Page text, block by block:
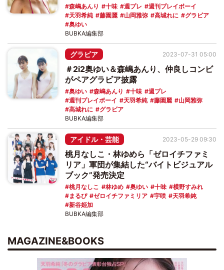
森嶋あんり 十味 週プレ
週刊プレイボーイ
天羽希純
藤園麗 山岡雅弥 高城れに
グラビア
奥ゆい
BUBKA編集部
グラビア
＃2i2奥ゆい＆森嶋あんり、仲良しコンビ
がペアグラビア披露
奥ゆい 森嶋あんり 十味
週プレ
週刊プレイボーイ
天羽希純 藤園麗
山岡雅弥
高城れに
グラビア
2023-07-31 05:00
BUBKA編集部
アイドル・芸能
桃月なしこ・林ゆめら「ゼロイチファミ
リア」軍団が集結した“バイトビジュアル
ブック”発売決定
桃月なしこ 林ゆめ 奥ゆい 十味
横野すみれ
まるぴ
ゼロイチファミリア 宇咲
天羽希純
新谷姫加
2023-05-29 09:30
BUBKA編集部
MAGAZINE&BOOKS